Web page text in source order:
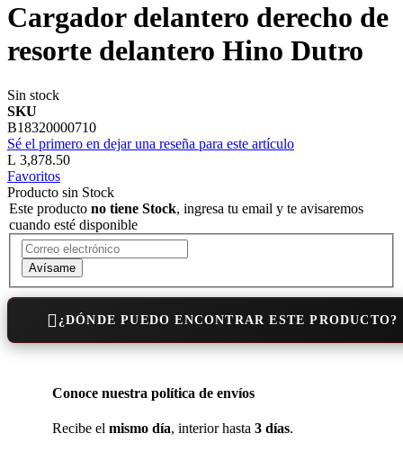
Cargador delantero derecho de
resorte delantero Hino Dutro
Sin stock
SKU
B18320000710
Sé el primero en dejar una reseña para este artículo
L 3,878.50
Favoritos
Producto sin Stock
Este producto no tiene Stock, ingresa tu email y te avisaremos
cuando esté disponible
Avísame
¿DÓNDE PUEDO ENCONTRAR ESTE PRODUCTO?
Conoce nuestra política de envíos
Recibe el mismo día, interior hasta 3 días.